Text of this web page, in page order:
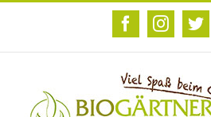
Zum
Facebook